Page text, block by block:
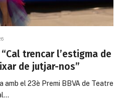
trencar l’estigma de
de jutjar-nos”
amb el 23è Premi BBVA de Teatre